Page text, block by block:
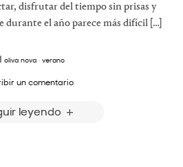
disfrutar del tiempo sin prisas y
durante el año parece más difícil […]
oliva nova· verano
un comentario
leyendo